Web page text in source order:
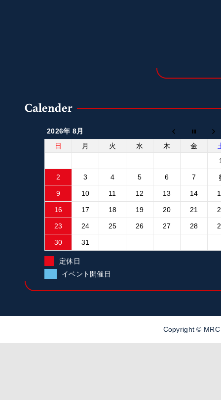
2026年 8月
日
月 火 水 木 金
2 3 4 5 6 7
9 10 11 12 13 14
16 17 18 19 20 21
23 24 25 26 27 28
30 31
定休日
イベント開催日
Copyright ©